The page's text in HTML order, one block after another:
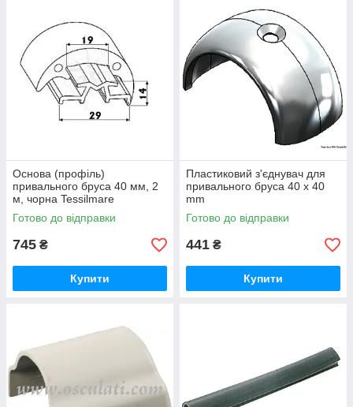
Основа (профіль)
привального бруса 40 мм, 2
м, чорна Tessilmare
Готово до відправки
745 ₴
Купити
Пластиковий з'єднувач для
привального бруса 40 x 40
mm
Готово до відправки
441 ₴
Купити